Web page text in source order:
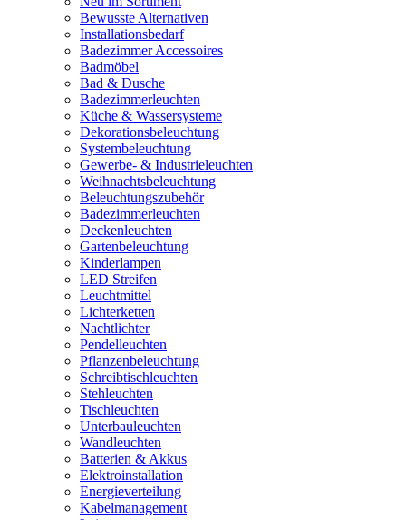
Bewusste Alternativen
Installationsbedarf
Badezimmer Accessoires
Badmöbel
Bad & Dusche
Badezimmerleuchten
Küche & Wassersysteme
Dekorationsbeleuchtung
Systembeleuchtung
Gewerbe- & Industrieleuchten
Weihnachtsbeleuchtung
Beleuchtungszubehör
Badezimmerleuchten
Deckenleuchten
Gartenbeleuchtung
Kinderlampen
LED Streifen
Leuchtmittel
Lichterketten
Nachtlichter
Pendelleuchten
Pflanzenbeleuchtung
Schreibtischleuchten
Stehleuchten
Tischleuchten
Unterbauleuchten
Wandleuchten
Batterien & Akkus
Elektroinstallation
Energieverteilung
Kabelmanagement